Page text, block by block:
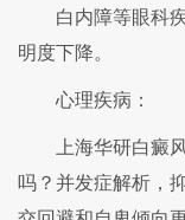
白内障等眼科疾
明度下降。
心理疾病：
上海华研白癜风
吗？并发症解析，